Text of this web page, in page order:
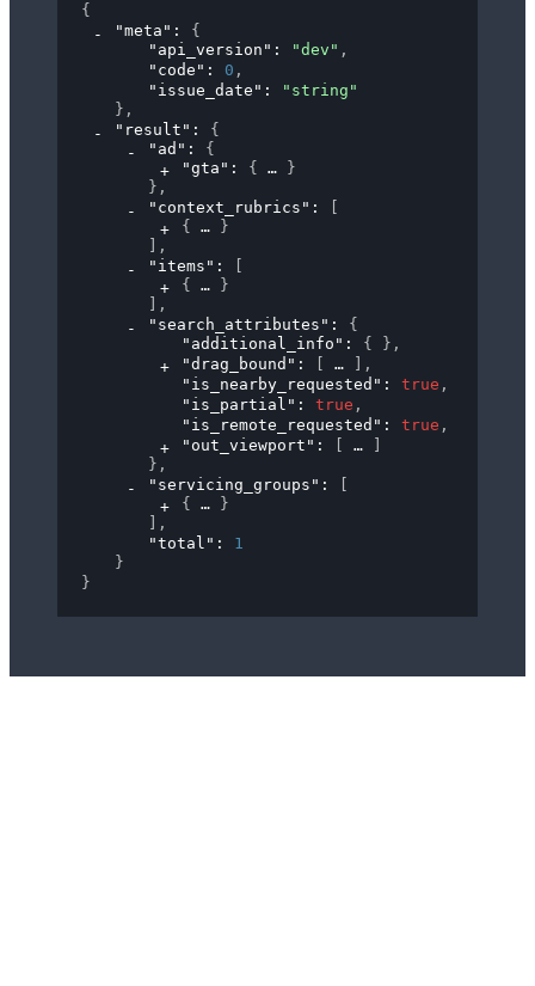
{
"meta" : {
"api_version" : "dev" ,
"code" : 0 ,
"issue_date" :
"string"
} ,
"result" : {
"ad" : {
"gta" : {
}
} ,
"context_rubrics" :
{
}
,
"items" :
{
}
,
"search_attributes" : {
"additional_info" : { } ,
"drag_bound" :
,
"is_nearby_requested" : true ,
"is_partial" : true ,
"is_remote_requested" : true ,
"out_viewport" :
} ,
"servicing_groups" :
{
}
,
"total" : 1
}
}